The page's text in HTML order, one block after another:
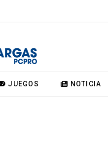
JUEGOS NOTICIA